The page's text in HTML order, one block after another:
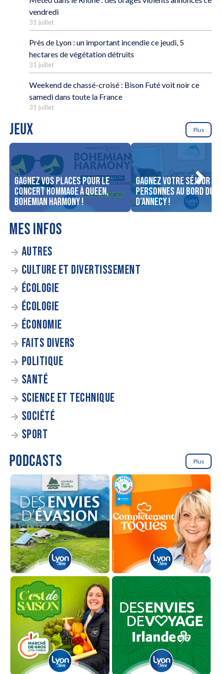
vendredi
31 juillet
Près de Lyon : un important incendie ce jeudi, 5
hectares de végétation détruits
31 juillet
Weekend de chassé-croisé : Bison Futé voit noir ce
samedi dans toute la France
31 juillet
JEUX Plus
Gagnez vos places pour le
concert Hommage à Queen,
Bohemian Harmony !
Gagnez votre séjour
personnes au bord du
d’Annecy !
MES INFOS
AUTRES
CULTURE ET DIVERTISSEMENT
ÉCOLOGIE
ÉCOLOGIE
ÉCONOMIE
FAITS DIVERS
POLITIQUE
SANTÉ
SCIENCE ET TECHNIQUE
SOCIÉTÉ
SPORT
PODCASTS Plus